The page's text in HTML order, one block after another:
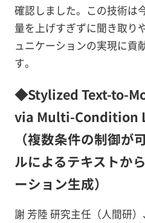
確認しました。この技術は
量を上げすぎずに聞き取り
ュニケーションの実現に貢
す。
◆Stylized Text-to-
via Multi-Condition
（複数条件の制御が
ルによるテキストか
ーション生成）
謝 芳陸 研究主任（人間研